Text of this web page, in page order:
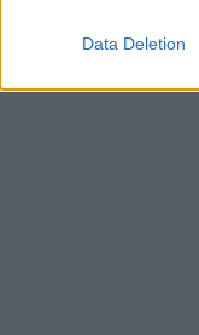
Data Deletion